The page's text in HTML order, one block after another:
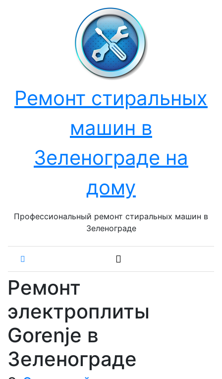
Ремонт стиральных
машин в
Зеленограде на
дому
Профессиональный ремонт стиральных машин в
Зеленограде
Ремонт
электроплиты
Gorenje в
Зеленограде